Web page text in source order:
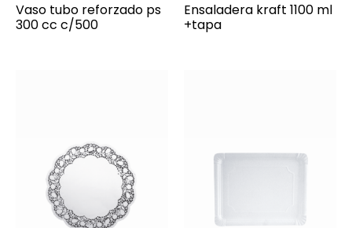
Vaso tubo reforzado ps
300 cc c/500
Ensaladera kraft 1100 ml
+tapa